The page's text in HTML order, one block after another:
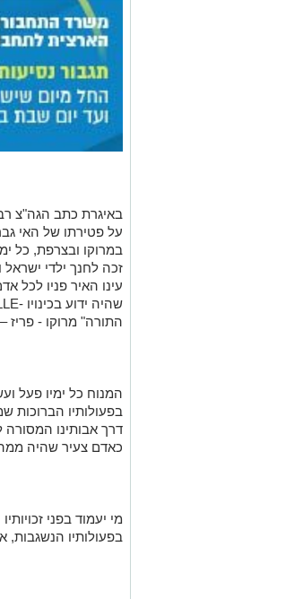
באיגרת כתב הגה"צ
על פטירתו של האי
במרוקו ובצרפת, כל
זכה לחנך ילדי
עינו האיר פניו לכל
שהיה ידוע בכינויו -JEAN PAUL AMOYELLE
התורה" מרוקו - פריז
המנוח כל ימיו פעל
בפעולותיו הברוכות
דרך אבותינו
כאדם צעיר שהיה
מי יעמוד בפני
בפעולותיו הנשגבות,